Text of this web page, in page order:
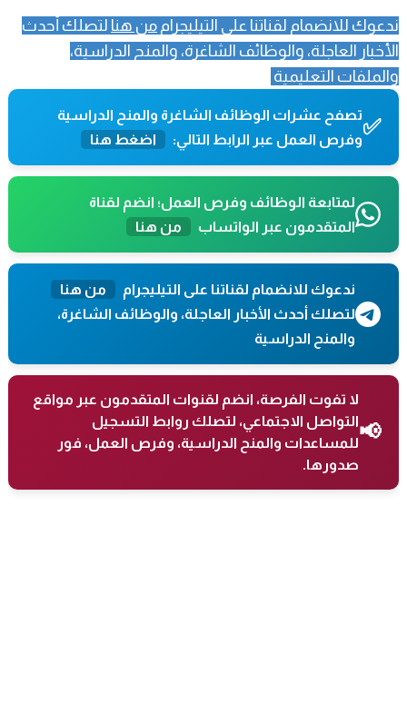
ندعوك للانضمام لقناتنا على التيليجرام من هنا لتصلك أحدث
الأخبار العاجلة، والوظائف الشاغرة، والمنح الدراسية،
والملفات التعليمية
✅تصفح عشرات الوظائف الشاغرة والمنح الدراسية
وفرص العمل عبر الرابط التالي:
اضغط هنا
لمتابعة الوظائف وفرص العمل؛ انضم لقناة
المتقدمون عبر الواتساب
من هنا
ندعوك للانضمام لقناتنا على التيليجرام
من هنا
لتصلك أحدث الأخبار العاجلة، والوظائف الشاغرة،
والمنح الدراسية
📢
لا تفوت الفرصة، انضم لقنوات المتقدمون عبر مواقع
التواصل الاجتماعي، لتصلك روابط التسجيل
للمساعدات والمنح الدراسية، وفرص العمل، فور
صدورها.